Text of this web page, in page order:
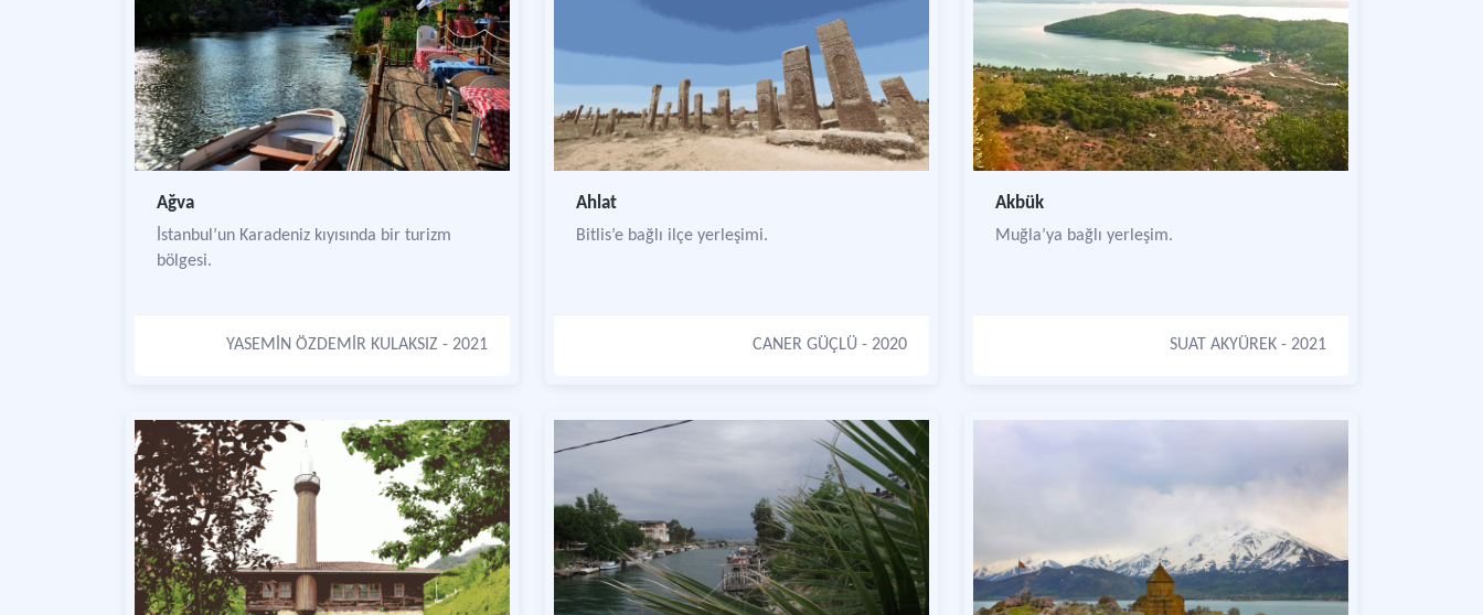
Ağva
İstanbul’un Karadeniz kıyısında bir turizm
bölgesi.
YASEMİN ÖZDEMİR KULAKSIZ - 2021
Ahlat
Bitlis’e bağlı ilçe yerleşimi.
CANER GÜÇLÜ - 2020
Akbük
Muğla’ya bağlı yerleşim.
SUAT AKYÜREK - 2021